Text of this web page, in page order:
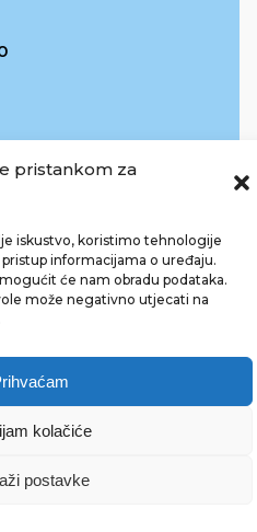
pristankom za
iskustvo, koristimo tehnologije
informacijama o uređaju.
će nam obradu podataka.
može negativno utjecati na
kolačiće
postavke
HRVATSKA
Sva prava pridržana.